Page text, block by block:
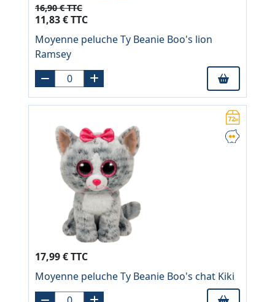
16,90 € TTC
11,83 € TTC
Moyenne peluche Ty Beanie Boo's lion
Ramsey
17,99 € TTC
Moyenne peluche Ty Beanie Boo's chat Kiki